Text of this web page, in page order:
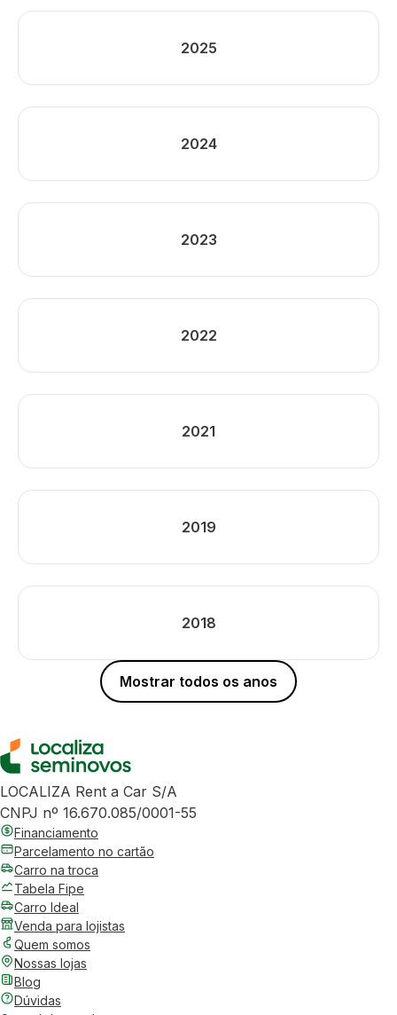
2025
2024
2023
2022
2021
2019
2018
Mostrar todos os anos
LOCALIZA Rent a Car S/A
CNPJ nº 16.670.085/0001-55
Financiamento
Parcelamento no cartão
Carro na troca
Tabela Fipe
Carro Ideal
Venda para lojistas
Quem somos
Nossas lojas
Blog
Dúvidas